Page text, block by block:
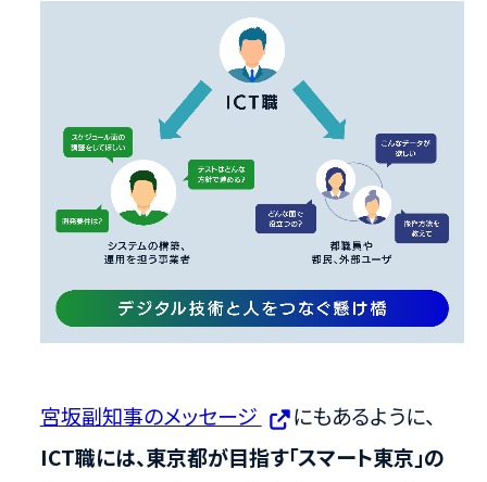
宮坂副知事のメッセージ
にもあるように、
ICT職には、東京都が目指す「スマート東京」の